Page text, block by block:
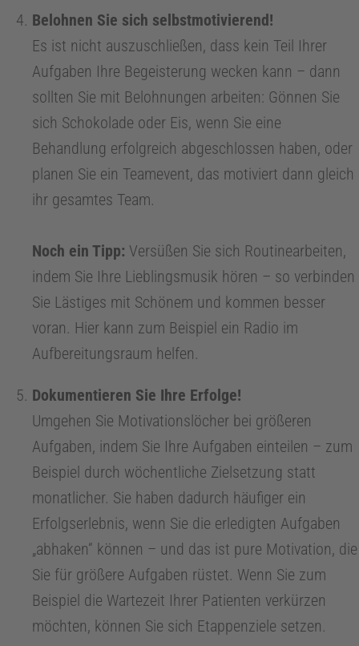
n
a
g
e
m
e
n
S
u
d
u
Belohnen Sie sich selbstmotivierend!
Es ist nicht auszuschließen, dass kein Teil Ihrer
Aufgaben Ihre Begeisterung wecken kann – dann
sollten Sie mit Belohnungen arbeiten: Gönnen Sie
sich Schokolade oder Eis, wenn Sie eine
Behandlung erfolgreich abgeschlossen haben, oder
planen Sie ein Teamevent, das motiviert dann gleich
ihr gesamtes Team.
Noch ein Tipp: Versüßen Sie sich Routinearbeiten,
indem Sie Ihre Lieblingsmusik hören – so verbinden
Sie Lästiges mit Schönem und kommen besser
voran. Hier kann zum Beispiel ein Radio im
Aufbereitungsraum helfen.
Dokumentieren Sie Ihre Erfolge!
Umgehen Sie Motivationslöcher bei größeren
Aufgaben, indem Sie Ihre Aufgaben einteilen – zum
Beispiel durch wöchentliche Zielsetzung statt
monatlicher. Sie haben dadurch häufiger ein
Erfolgserlebnis, wenn Sie die erledigten Aufgaben
„abhaken“ können – und das ist pure Motivation, die
Sie für größere Aufgaben rüstet. Wenn Sie zum
Beispiel die Wartezeit Ihrer Patienten verkürzen
möchten, können Sie sich Etappenziele setzen.